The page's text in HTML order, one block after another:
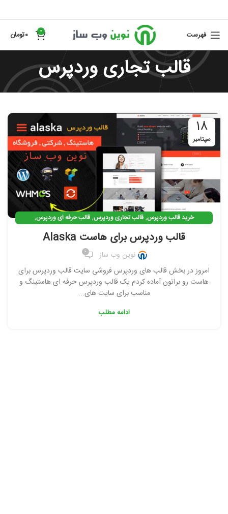
فهرست 0
0تومان
قالب تجاری وردپرس
18
سپتامبر
خرید قالب وردپرس,قالب تجاری وردپرس,قالب حرفه ای وردپرس,
قالب شرکتی وردپرس قالب فروشگاهی وردپرس قالب وردپرس
قالب وردپرس چند منظوره,قالب وردپرس غیر رایگان, قالب وردپرس هاستینگ
قالب وردپرس ویژه
قالب وردپرس برای هاست Alaska
نوین وب ساز 0
امروز در بخش قالب های وردپرس فروشی سایت قالب وردپرس برای
هاست رو براتون آماده کردم یک قالب وردپرس حرفه ای هاستینگ و
مناسب برای سایت های...
ادامه مطلب